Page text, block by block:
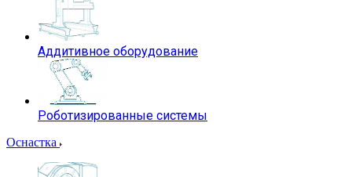
Аддитивное оборудование
Роботизированные системы
Оснастка